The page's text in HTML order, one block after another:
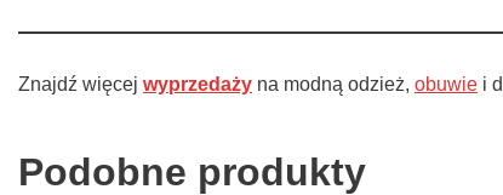
Znajdź więcej wyprzedaży na modną odzież, obuwie i
Podobne produkty